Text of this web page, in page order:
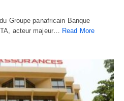
Groupe panafricain Banque
acteur majeur…
Read More